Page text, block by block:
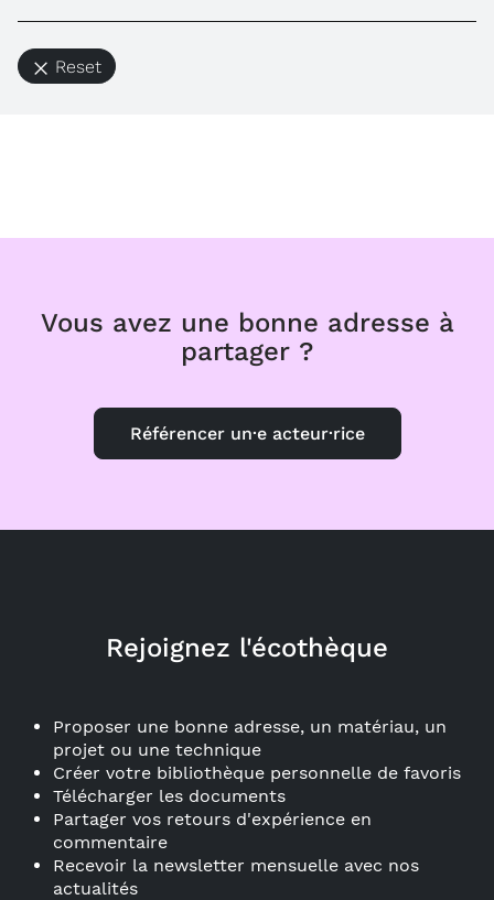
Reset
Vous avez une bonne adresse à
partager ?
Référencer un·e acteur·rice
Rejoignez l'écothèque
Proposer une bonne adresse, un matériau, un
projet ou une technique
Créer votre bibliothèque personnelle de favoris
Télécharger les documents
Partager vos retours d'expérience en
commentaire
Recevoir la newsletter mensuelle avec nos
actualités